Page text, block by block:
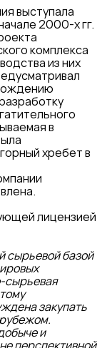
выступала
2000-х гг.
комплекса
из них
в
хребет в
лицензией
сырьевой базой
сырьевая
закупать
и
перспективной.